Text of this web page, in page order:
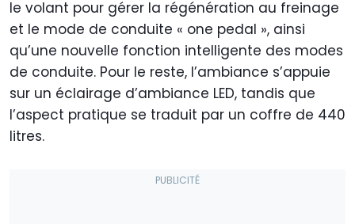
le volant pour gérer la régénération au freinage
et le mode de conduite « one pedal », ainsi
qu’une nouvelle fonction intelligente des modes
de conduite. Pour le reste, l’ambiance s’appuie
sur un éclairage d’ambiance LED, tandis que
l’aspect pratique se traduit par un coffre de 440
litres.